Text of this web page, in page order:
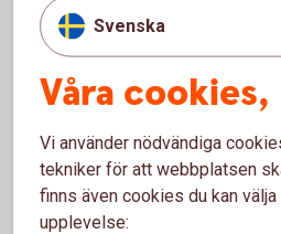
Fler sätt att
Det finns flera sätt att hjälpa
lägenheten tillsammans.
Så hjälper du ditt barn köpa
Svenska
Våra
Vi använder nödvändiga
tekniker för att webbplatsen
finns även cookies du kan
upplevelse: